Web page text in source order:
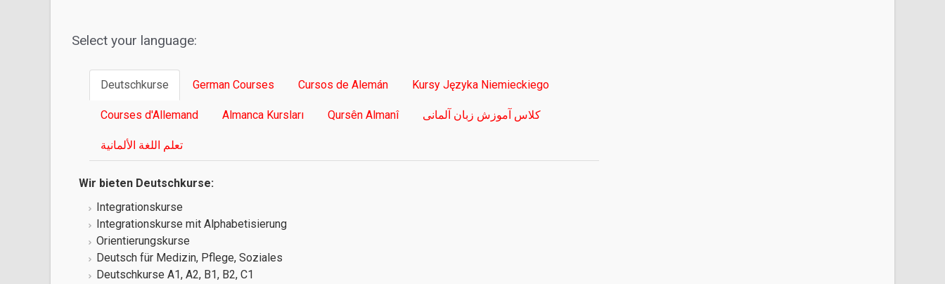
Select your language:
Deutschkurse German Courses Cursos de Alemán Kursy Języka Niemieckiego
Courses d'Allemand Almanca Kursları Qursên Almanî کلاس آموزش زبان آلمانی
تعلم اللغة الألمانية
Wir bieten Deutschkurse:
Integrationskurse
Integrationskurse mit Alphabetisierung
Orientierungskurse
Deutsch für Medizin, Pflege, Soziales
Deutschkurse A1, A2, B1, B2, C1